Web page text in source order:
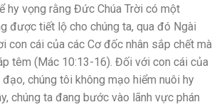
hy vọng rằng Đức Chúa Trời có một
được tiết lộ cho chúng ta, qua đó Ngài
con cái của các Cơ đốc nhân sắp chết mà
têm (Mác 10:13-16). Đối với con cái của
chúng tôi không mạo hiểm nuôi hy
chúng ta đang bước vào lãnh vực phán